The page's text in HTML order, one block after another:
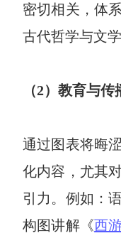
企业版申
满足企业级
帮助中心
知识分享
定价
密切相关，体
古代哲学与文
（2）教育与
通过图表将晦
化内容，尤其
引力。例如：
构图讲解《西